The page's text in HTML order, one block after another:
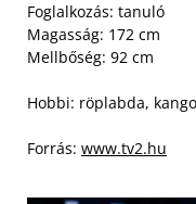
Foglalkozás: tanuló
Magasság: 172 cm
Mellbőség: 92 cm
Hobbi: röplabda,
Forrás: www.tv2.hu